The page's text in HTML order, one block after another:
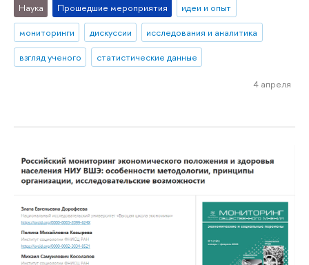
Наука Прошедшие мероприятия
идеи и опыт
мониторинги
дискуссии
исследования и аналитика
взгляд ученого
статистические данные
4 апреля